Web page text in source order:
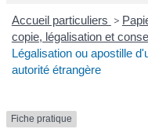
Accueil particuliers >
copie, légalisation et
Légalisation ou apostille
autorité étrangère
Fiche pratique